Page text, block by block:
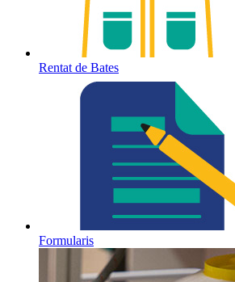
Rentat de Bates
Formularis